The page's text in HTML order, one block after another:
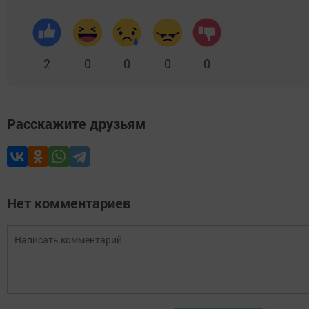
2 0 0 0 0
Расскажите друзьям
Нет комментариев